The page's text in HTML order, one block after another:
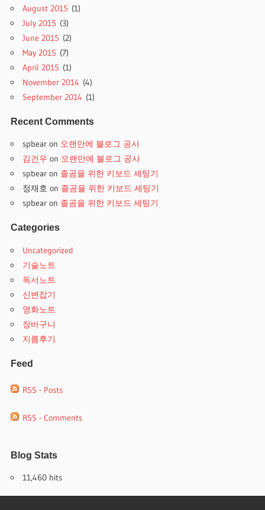
August 2015 (1)
July 2015 (3)
June 2015 (2)
May 2015 (7)
April 2015 (1)
November 2014 (4)
September 2014 (1)
Recent Comments
spbear on 오랜만에 블로그 공사
김건우 on 오랜만에 블로그 공사
spbear on 졸곰을 위한 키보드 세팅기
정재호 on 졸곰을 위한 키보드 세팅기
spbear on 졸곰을 위한 키보드 세팅기
Categories
Uncategorized
기술노트
독서노트
신변잡기
영화노트
장바구니
지름후기
Feed
RSS - Posts
RSS - Comments
Blog Stats
11,460 hits